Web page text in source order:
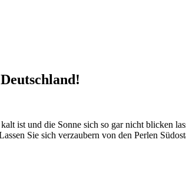
ist und die Sonne sich so gar nicht blicken
Sie sich verzaubern von den Perlen